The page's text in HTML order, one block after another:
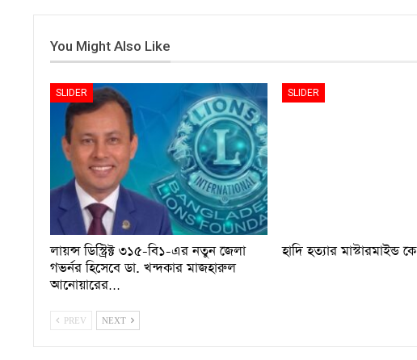
You Might Also Like
SLIDER
লায়ন্স ডিস্ট্রিক্ট ৩১৫-বি১-এর নতুন জেলা
গভর্নর হিসেবে ডা. খন্দকার মাজহারুল
আনোয়ারের…
SLIDER
হাদি হত্যার মাস্টারমাইন্ড কে
PREV NEXT